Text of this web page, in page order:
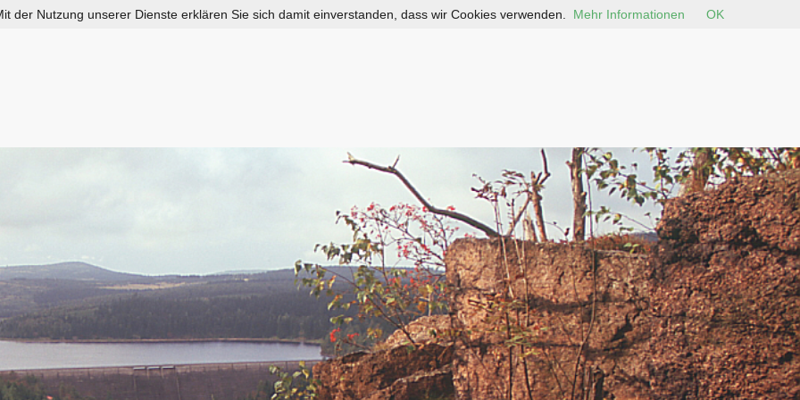
der Nutzung unserer Dienste erklären Sie sich damit einverstanden, dass wir Cookies verwenden. Mehr Informationen OK